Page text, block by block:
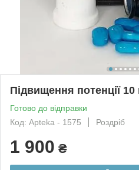
Підвищення потенції
Готово до відправки
Код: Apteka - 1575
Роздріб
1 900 ₴